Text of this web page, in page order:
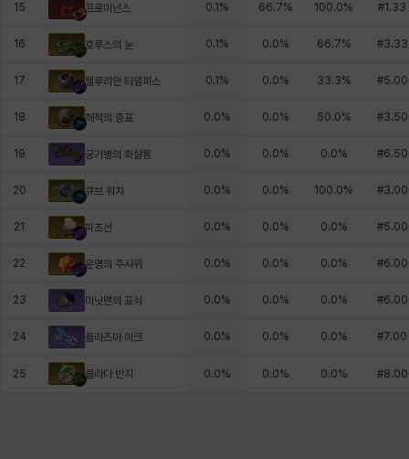
15 프로미넌스 0.1 % 66.7% 100.0% #1.33
16 호루스의 눈 0.1 % 0.0% 66.7% #3.33
17 텔루리안 타임피스 0.1 % 0.0% 33.3% #5.00
18 해적의 증표 0.0% 0.0% 50.0% #3.50
19 궁기병의 화살통 0.0% 0.0% 0.0% #6.50
20 큐브 워치 0.0% 0.0% 100.0% #3.00
21 파초선 0.0% 0.0% 0.0% #5.00
22 운명의 주사위 0.0% 0.0% 0.0% #6.00
23 미닛맨의 표식 0.0% 0.0% 0.0% #6.00
24 플라즈마 아크 0.0% 0.0% 0.0% #7.00
25 클라다 반지 0.0% 0.0% 0.0% #8.00